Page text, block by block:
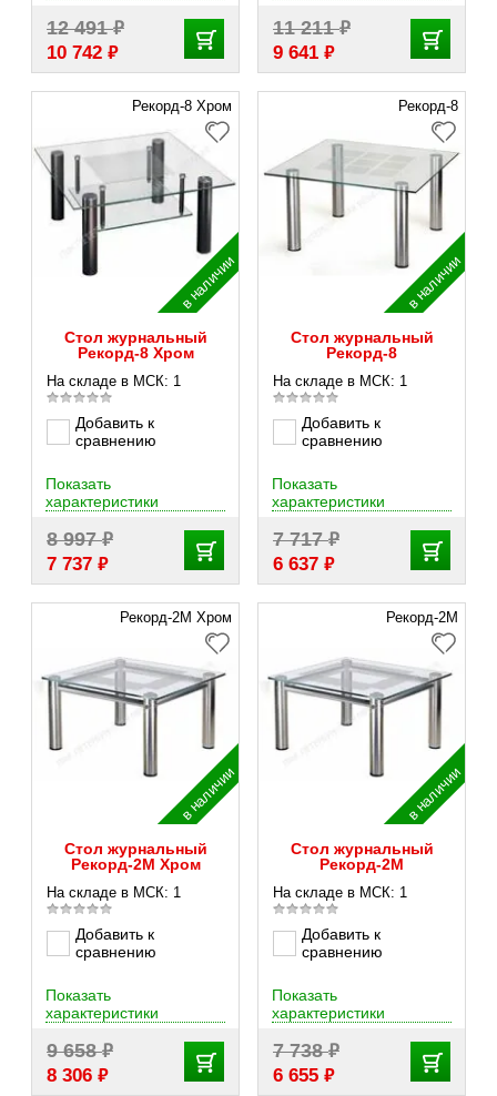
12 491₽
10 742 ₽
11 211₽
9 641 ₽
Рекорд-8 Хром
в наличии
Стол журнальный
Рекорд-8 Хром
На складе в МСК: 1
Добавить к
сравнению
8 997₽
7 737 ₽
Показать
характеристики
Рекорд-8
в наличии
Стол журнальный
Рекорд-8
На складе в МСК: 1
Добавить к
сравнению
7 717₽
6 637 ₽
Показать
характеристики
Рекорд-2М Хром
в наличии
Стол журнальный
Рекорд-2М Хром
На складе в МСК: 1
Добавить к
сравнению
9 658₽
8 306 ₽
Показать
характеристики
Рекорд-2М
в наличии
Стол журнальный
Рекорд-2М
На складе в МСК: 1
Добавить к
сравнению
7 738₽
6 655 ₽
Показать
характеристики